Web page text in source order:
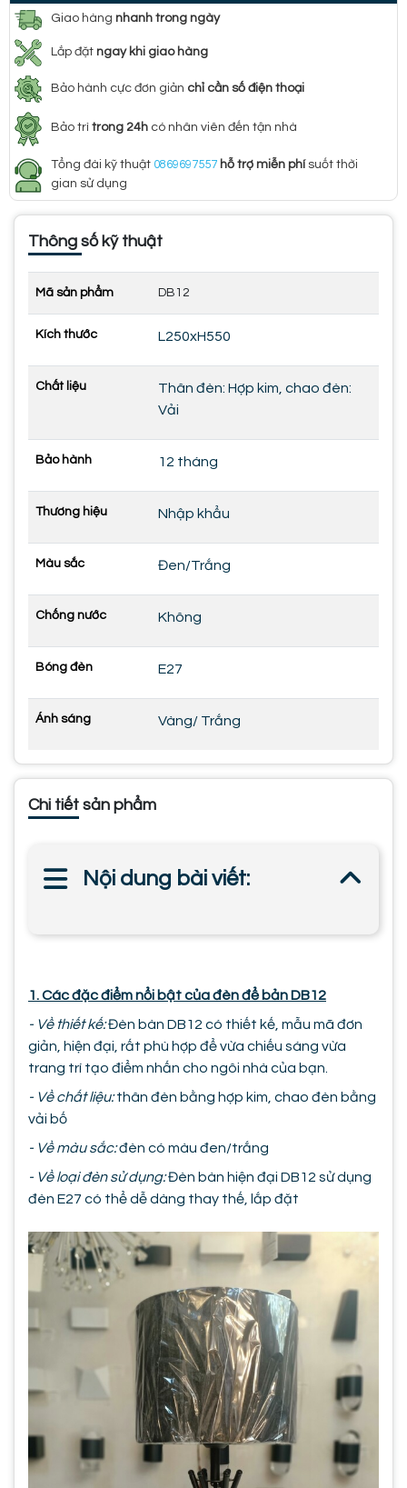
Giao hàng nhanh trong ngày
Lắp đặt ngay khi giao hàng
Bảo hành cực đơn giản chỉ cần số điện thoại
Bảo trì trong 24h có nhân viên đến tận nhà
Tổng đài kỹ thuật 0869697557 hỗ trợ miễn phísuốt thời
gian sử dụng
Thông số kỹ thuật
Mã sản phẩm DB12
Kích thước L250xH550
Chất liệu
Thân đèn: Hợp kim, chao đèn:
Vải
Bảo hành 12 tháng
Thương hiệu Nhập khẩu
Màu sắc Đen/Trắng
Chống nước Không
Bóng đèn E27
Ánh sáng Vàng/ Trắng
Chi tiết sản phẩm
Nội dung bài viết:
1. Các đặc điểm nổi bật của đèn để bản DB12
- Về thiết kế:Đèn bàn DB12 có thiết kế, mẫu mã đơn
giản, hiện đại, rất phù hợp để vừa chiếu sáng vừa
trang trí tạo điểm nhấn cho ngôi nhà của bạn.
- Về chất liệu:thân đèn bằng hợp kim, chao đèn bằng
vải bố
- Về màu sắc:đèn có màu đen/trắng
- Về loại đèn sử dụng:Đèn bàn hiện đại DB12 sử dụng
đèn E27 có thể dễ dàng thay thế, lắp đặt